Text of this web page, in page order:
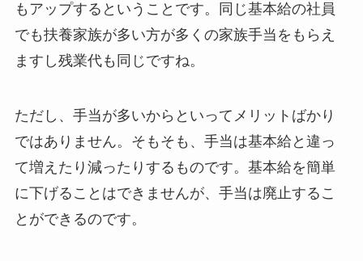
もアップするということです。同じ基本給の社員
でも扶養家族が多い方が多くの家族手当をもらえ
ますし残業代も同じですね。
ただし、手当が多いからといってメリットばかり
ではありません。そもそも、手当は基本給と違っ
て増えたり減ったりするものです。基本給を簡単
に下げることはできませんが、手当は廃止するこ
とができるのです。